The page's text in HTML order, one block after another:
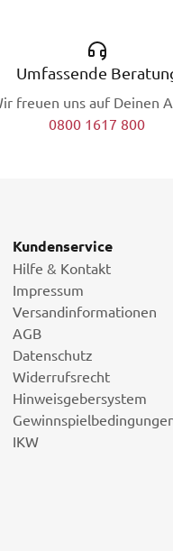
Umfassende
freuen uns auf Deinen
0800 1617 800
Kundenservice
Hilfe & Kontakt
Impressum
Versandinformationen
AGB
Datenschutz
Widerrufsrecht
Hinweisgebersystem
IKW